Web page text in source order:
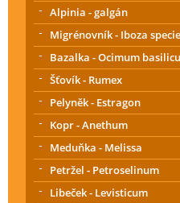
Alpinia - galgán
Migrénovník - Iboza
Bazalka - Ocimum
Šťovík - Rumex
Pelyněk - Estragon
Kopr - Anethum
Meduňka - Melissa
Petržel - Petroselinum
Libeček - Levisticum